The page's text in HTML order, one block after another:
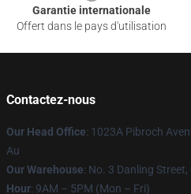
Garantie internationale
Offert dans le pays d'utilisation
Contactez-nous
Our Head Office: 1023A Pibroch
Au
Our Warehouse: No. 3 Danling
Hour: 9AM – 5PM (Mon – Fri)